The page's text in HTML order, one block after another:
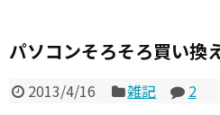
パソコンそろそろ買い換
2013/4/16 雑記
2